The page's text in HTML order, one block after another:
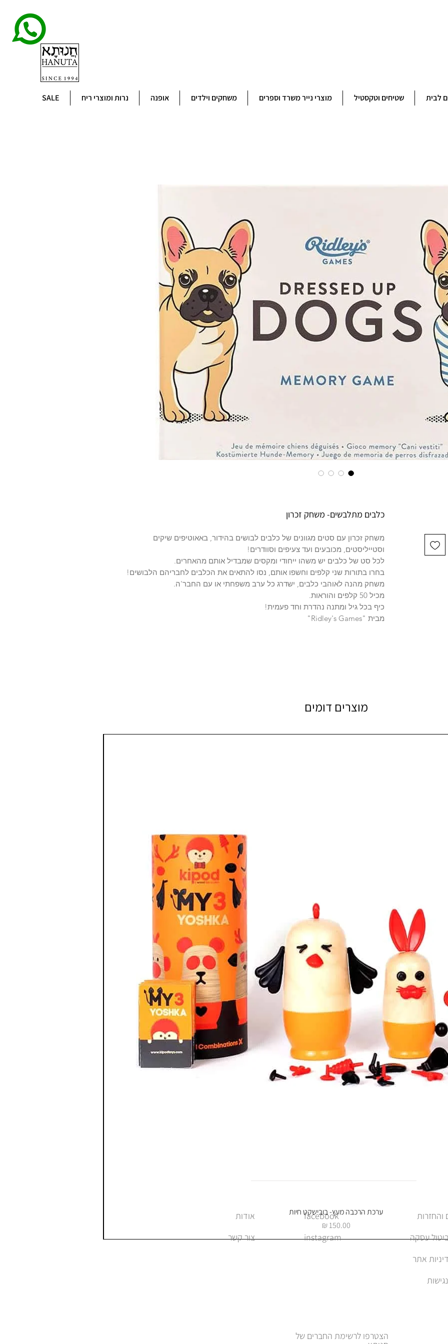
לבית שטיחים וטקסטיל מוצרי נייר משרד וספרים משחקים וילדים אופנה נרות ומוצרי ריח SALE
כלבים מתלבשים- משחק זכרון
משחק זכרון עם סטים מגוונים של כלבים לבושים בהידור, באאוטיפים שיקים
וסטייליסטים, מכובעים ועד צעיפים וסוודרים!
לכל סט של כלבים יש משהו ייחודי ומקסים שמבדיל אותם מהאחרים.
בחרו בתורות שני קלפים וחשפו אותם, נסו להתאים את הכלבים לחבריהם הלבושים!
משחק מהנה לאוהבי כלבים, ישדרג כל ערב משפחתי או עם החבר'ה.
מכיל 50 קלפים והוראות.
כיף בכל גיל ומתנה נהדרת וחד פעמית!
מבית "Ridley's Games"
מוצרים דומים
תצוגה מהירה
ערכת הרכבה מעץ- בובישקט חיות
מחיר
אודות
צור קשר
facebook
instagram
עסקה
אתר
הצטרפו לרשימת החברים של